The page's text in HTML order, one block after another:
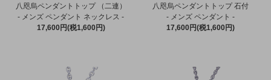
八咫烏ペンダントトップ （二連）
- メンズ ペンダント ネックレス -
17,600円(税1,600円)
八咫烏ペンダントトップ 石付
- メンズ ペンダント -
17,600円(税1,600円)